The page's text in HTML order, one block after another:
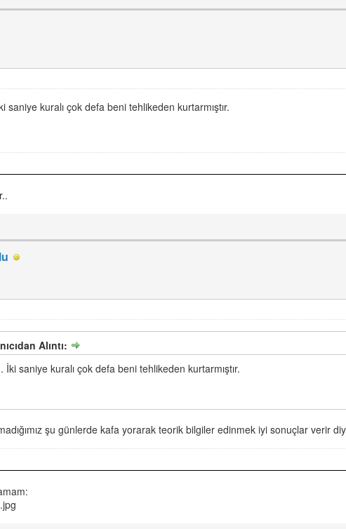
kuralı çok defa beni tehlikeden kurtarmıştır.
Alıntı:
saniye kuralı çok defa beni tehlikeden kurtarmıştır.
şu günlerde kafa yorarak teorik bilgiler edinmek iyi sonuçlar verir